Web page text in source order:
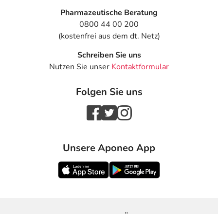
Pharmazeutische Beratung
0800 44 00 200
(kostenfrei aus dem dt. Netz)
Schreiben Sie uns
Nutzen Sie unser Kontaktformular
Folgen Sie uns
Unsere Aponeo App